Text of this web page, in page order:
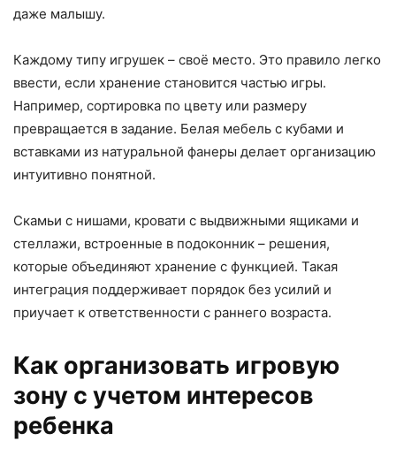
даже малышу.
Каждому типу игрушек – своё место. Это правило легко
ввести, если хранение становится частью игры.
Например, сортировка по цвету или размеру
превращается в задание. Белая мебель с кубами и
вставками из натуральной фанеры делает организацию
интуитивно понятной.
Скамьи с нишами, кровати с выдвижными ящиками и
стеллажи, встроенные в подоконник – решения,
которые объединяют хранение с функцией. Такая
интеграция поддерживает порядок без усилий и
приучает к ответственности с раннего возраста.
Как организовать игровую
зону с учетом интересов
ребенка